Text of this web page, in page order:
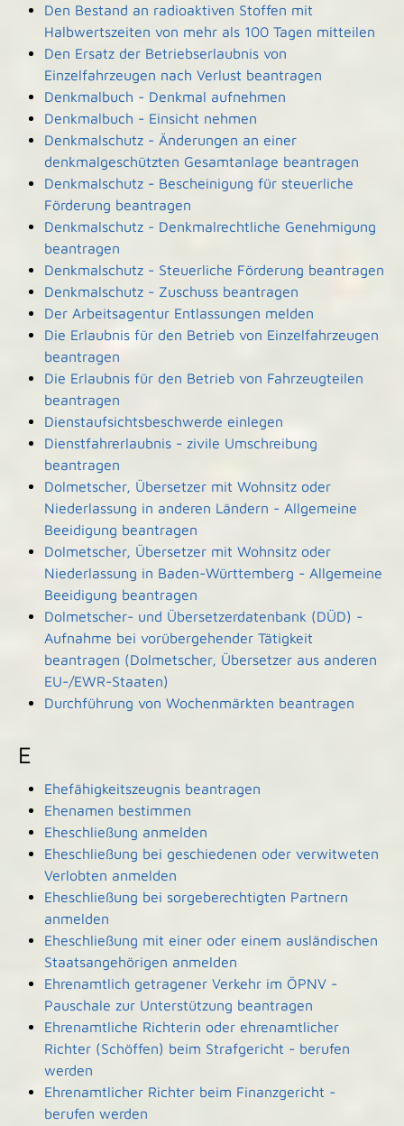
Den Bestand an radioaktiven Stoffen mit
Halbwertszeiten von mehr als 100 Tagen mitteilen
Den Ersatz der Betriebserlaubnis von
Einzelfahrzeugen nach Verlust beantragen
Denkmalbuch - Denkmal aufnehmen
Denkmalbuch - Einsicht nehmen
Denkmalschutz - Änderungen an einer
denkmalgeschützten Gesamtanlage beantragen
Denkmalschutz - Bescheinigung für steuerliche
Förderung beantragen
Denkmalschutz - Denkmalrechtliche Genehmigung
beantragen
Denkmalschutz - Steuerliche Förderung beantragen
Denkmalschutz - Zuschuss beantragen
Der Arbeitsagentur Entlassungen melden
Die Erlaubnis für den Betrieb von Einzelfahrzeugen
beantragen
Die Erlaubnis für den Betrieb von Fahrzeugteilen
beantragen
Dienstaufsichtsbeschwerde einlegen
Dienstfahrerlaubnis - zivile Umschreibung
beantragen
Dolmetscher, Übersetzer mit Wohnsitz oder
Niederlassung in anderen Ländern - Allgemeine
Beeidigung beantragen
Dolmetscher, Übersetzer mit Wohnsitz oder
Niederlassung in Baden-Württemberg - Allgemeine
Beeidigung beantragen
Dolmetscher- und Übersetzerdatenbank (DÜD) -
Aufnahme bei vorübergehender Tätigkeit
beantragen (Dolmetscher, Übersetzer aus anderen
EU-/EWR-Staaten)
Durchführung von Wochenmärkten beantragen
E
Ehefähigkeitszeugnis beantragen
Ehenamen bestimmen
Eheschließung anmelden
Eheschließung bei geschiedenen oder verwitweten
Verlobten anmelden
Eheschließung bei sorgeberechtigten Partnern
anmelden
Eheschließung mit einer oder einem ausländischen
Staatsangehörigen anmelden
Ehrenamtlich getragener Verkehr im ÖPNV -
Pauschale zur Unterstützung beantragen
Ehrenamtliche Richterin oder ehrenamtlicher
Richter (Schöffen) beim Strafgericht - berufen
werden
Ehrenamtlicher Richter beim Finanzgericht -
berufen werden